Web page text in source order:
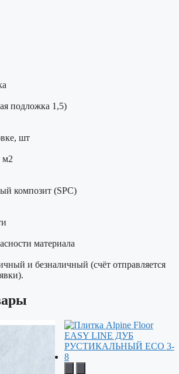
подложка 1,5)
шт
м2
композит (SPC)
материала
и безналичный (счёт отправляется